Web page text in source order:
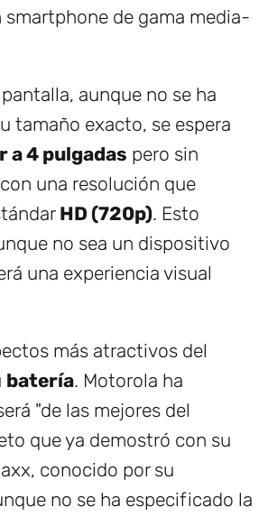
smartphone de gama media-
aunque no se ha
tamaño exacto, se espera
a 4 pulgadas pero sin
una resolución que
HD (720p). Esto
no sea un dispositivo
una experiencia visual
más atractivos del
batería. Motorola ha
"de las mejores del
que ya demostró con su
conocido por su
no se ha especificado la